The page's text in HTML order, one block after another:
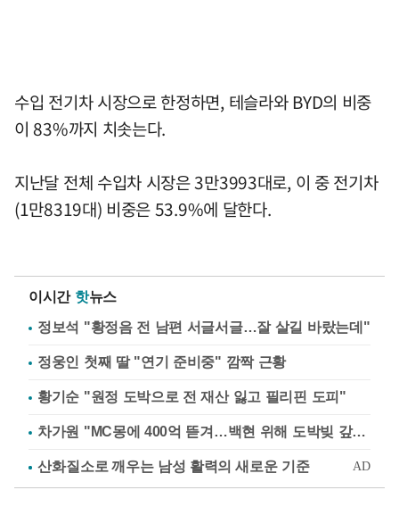
수입 전기차 시장으로 한정하면, 테슬라와 BYD의 비중
이 83%까지 치솟는다.
지난달 전체 수입차 시장은 3만3993대로, 이 중 전기차
(1만8319대) 비중은 53.9%에 달한다.
이시간 핫뉴스
정보석 "황정음 전 남편 서글서글…잘 살길 바랐는데"
정웅인 첫째 딸 "연기 준비중" 깜짝 근황
황기순 "원정 도박으로 전 재산 잃고 필리핀 도피"
차가원 "MC몽에 400억 뜯겨…백현 위해 도박빚 갚아줘"